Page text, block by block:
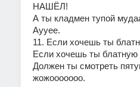
НАШЁЛ!
А ты кладмен тупой
Аууее.
11. Если хочешь ты
Если хочешь ты блатную
Должен ты смотреть
жожооооооо.